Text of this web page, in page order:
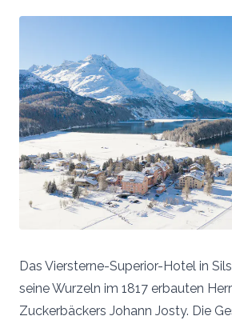
Das Viersterne-Superior-Hotel in
seine Wurzeln im 1817 erbauten
Zuckerbäckers Johann Josty. Die